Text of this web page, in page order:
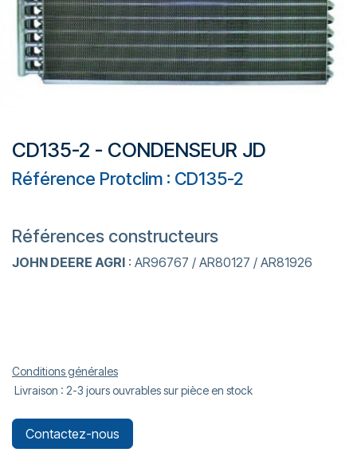
CD135-2 - CONDENSEUR JD
Référence Protclim : CD135-2
Références constructeurs
JOHN DEERE AGRI : AR96767 / AR80127 / AR81926
Conditions générales
Livraison : 2-3 jours ouvrables sur pièce en stock
Contactez-nous